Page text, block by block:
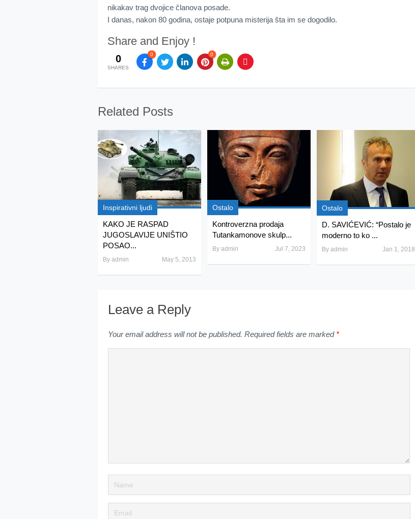
nikakav trag dvojice članova posade.
I danas, nakon 80 godina, ostaje potpuna misterija šta im se dogodilo.
Share and Enjoy !
0
SHARES
0 0
Related Posts
Inspirativni ljudi
KAKO JE RASPAD
JUGOSLAVIJE UNIŠTIO
POSAO...
By admin May 5, 2013
Ostalo
Kontroverzna prodaja
Tutankamonove skulp...
By admin Jul 7, 2023
Ostalo
D. SAVIĆEVIĆ: “Postalo je
moderno to ko ...
By admin Jan 1, 2018
Leave a Reply
Your email address will not be published. Required fields are marked *